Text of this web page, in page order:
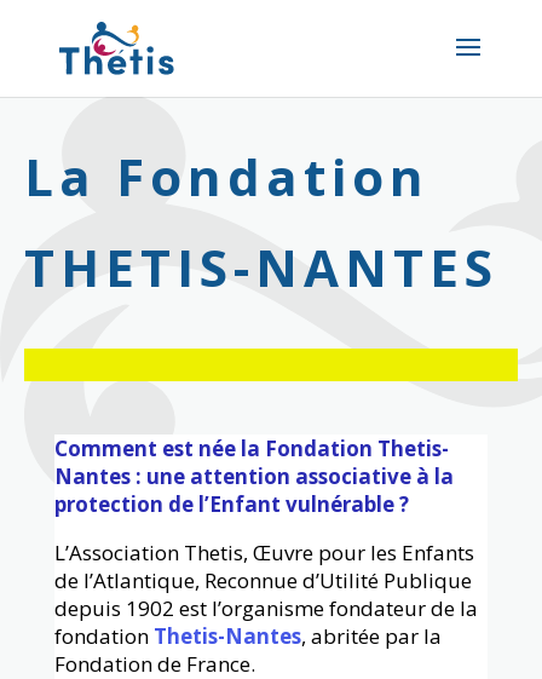
La Fondation
THETIS-NANTES
Comment est née la Fondation Thetis-
Nantes : une attention associative à la
protection de l’Enfant vulnérable ?
L’Association Thetis, Œuvre pour les Enfants
de l’Atlantique, Reconnue d’Utilité Publique
depuis 1902 est l’organisme fondateur de la
fondation Thetis-Nantes, abritée par la
Fondation de France.